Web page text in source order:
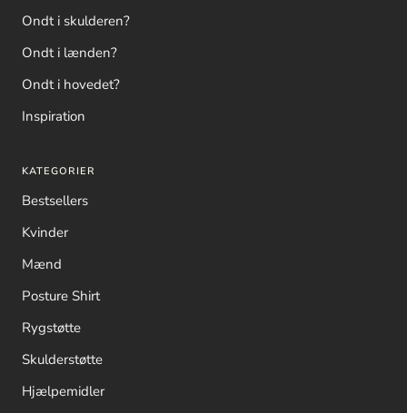
Ondt i skulderen?
Ondt i lænden?
Ondt i hovedet?
Inspiration
KATEGORIER
Bestsellers
Kvinder
Mænd
Posture Shirt
Rygstøtte
Skulderstøtte
Hjælpemidler